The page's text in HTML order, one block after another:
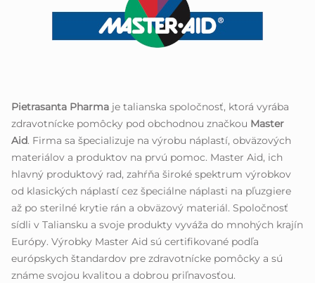
Pietrasanta Pharma je talianska spoločnosť, ktorá vyrába
zdravotnícke pomôcky pod obchodnou značkou Master
Aid. Firma sa špecializuje na výrobu náplastí, obväzových
materiálov a produktov na prvú pomoc. Master Aid, ich
hlavný produktový rad, zahŕňa široké spektrum výrobkov
od klasických náplastí cez špeciálne náplasti na pľuzgiere
až po sterilné krytie rán a obväzový materiál. Spoločnosť
sídli v Taliansku a svoje produkty vyváža do mnohých krajín
Európy. Výrobky Master Aid sú certifikované podľa
európskych štandardov pre zdravotnícke pomôcky a sú
známe svojou kvalitou a dobrou priľnavosťou.